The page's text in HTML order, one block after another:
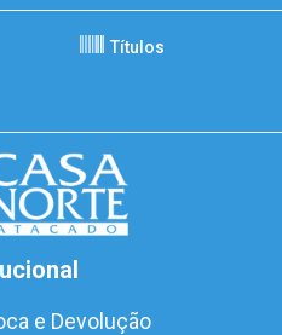
Títulos
e Devolução